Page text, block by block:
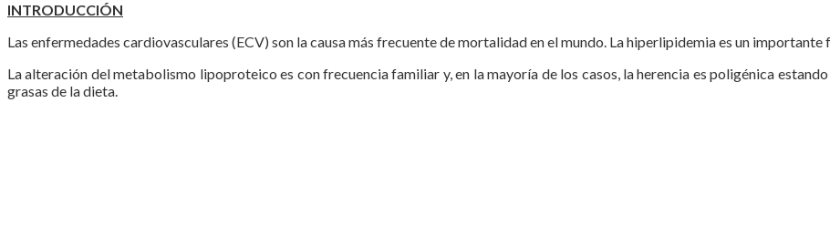
INTRODUCCIÓN
Las enfermedades cardiovasculares (ECV) son la causa más frecuente de mortalidad en el mundo. La hiperlipidemia es un
La alteración del metabolismo lipoproteico es con frecuencia familiar y, en la mayoría de los casos, la herencia es poligénica
grasas de la dieta.